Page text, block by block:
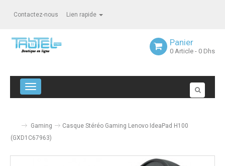
Contactez-nous Lien rapide
Panier
0 Article - 0 Dhs
Navigation bascule
Gaming
Casque Stéréo Gaming Lenovo IdeaPad H100
(GXD1C67963)